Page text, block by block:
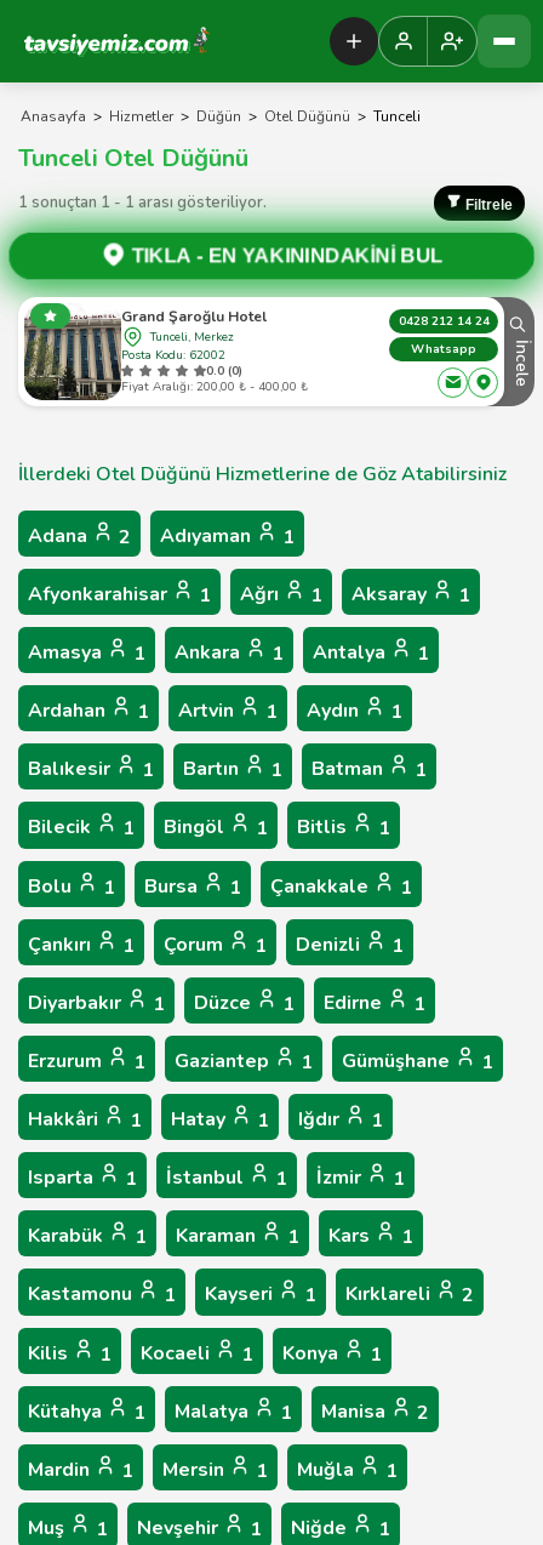
Tavsiyemiz Anasayfa
Anasayfa > Hizmetler > Düğün > Otel Düğünü > Tunceli
Tunceli Otel Düğünü
1 sonuçtan 1 - 1 arası gösteriliyor. Filtrele
TIKLA - EN YAKININDAKİNİ BUL
Grand Şaroğlu Hotel
Tunceli, Merkez
Posta Kodu: 62002
0.0 (0)
Fiyat Aralığı: 200,00 ₺ - 400,00 ₺
0428 212 14 24
Whatsapp
İncele
İllerdeki Otel Düğünü Hizmetlerine de Göz Atabilirsiniz
Adana 2 Adıyaman 1
Afyonkarahisar 1 Ağrı 1 Aksaray 1
Amasya 1 Ankara 1 Antalya 1
Ardahan 1 Artvin 1 Aydın 1
Balıkesir 1 Bartın 1 Batman 1
Bilecik 1 Bingöl 1 Bitlis 1
Bolu 1 Bursa 1 Çanakkale 1
Çankırı 1 Çorum 1 Denizli 1
Diyarbakır 1 Düzce 1 Edirne 1
Erzurum 1 Gaziantep 1 Gümüşhane 1
Hakkâri 1 Hatay 1 Iğdır 1
Isparta 1 İstanbul 1 İzmir 1
Karabük 1 Karaman 1 Kars 1
Kastamonu 1 Kayseri 1 Kırklareli 2
Kilis 1 Kocaeli 1 Konya 1
Kütahya 1 Malatya 1 Manisa 2
Mardin 1 Mersin 1 Muğla 1
Muş 1 Nevşehir 1 Niğde 1